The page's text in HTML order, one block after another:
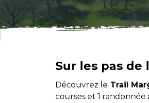
Sur les pas de
Découvrez le Trail
courses et 1